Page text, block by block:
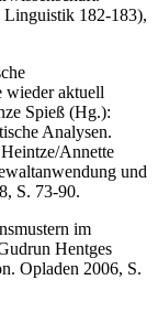
Linguistik 182-183),
wie­der aktuell
Spieß (Hg.):
Analysen.
Annette
und
S. 73-90.
im
Hentges
Opladen 2006, S.